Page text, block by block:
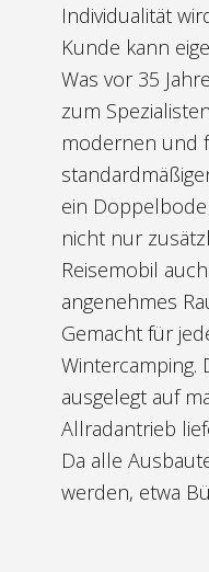
Individualität
Kunde kann
Was vor 35
zum
modernen und
ein
nicht nur
Reisemobil
angenehmes
Gemacht für
Wintercamping.
ausgelegt auf
Allradantrieb
Da alle
werden, etwa